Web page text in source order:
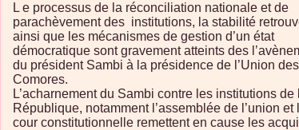
L e processus de la réconciliation nationale et de
parachèvement des institutions, la stabilité
ainsi que les mécanismes de gestion d’un état
démocratique sont gravement atteints des
du président Sambi à la présidence de l’Union des
Comores.
L’acharnement du Sambi contre les institutions de
République, notamment l’assemblée de l’union et
cour constitutionnelle remettent en cause les